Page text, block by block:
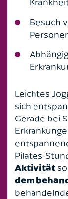
Besuch
Leichtes
sich
Gerade bei
Pilates-
Aktivität
dem